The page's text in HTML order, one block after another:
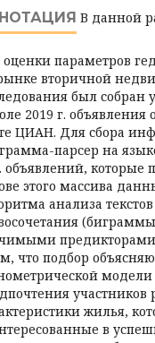
В данной
оценки параметров
вторичной
был
2019 г.
ЦИАН. Для сбора
парсер на
объявлений, которые
этого массива
анализа
что подбор
участников
жилья,
в